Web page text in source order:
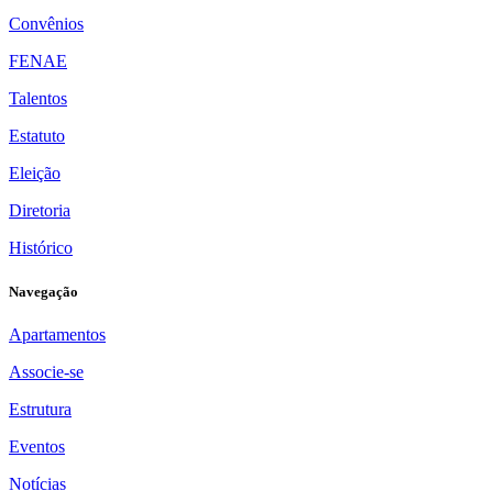
Convênios
FENAE
Talentos
Estatuto
Eleição
Diretoria
Histórico
Navegação
Apartamentos
Associe-se
Estrutura
Eventos
Notícias